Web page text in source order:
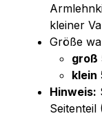
kleiner
Größe
groß
klein
Hinweis: